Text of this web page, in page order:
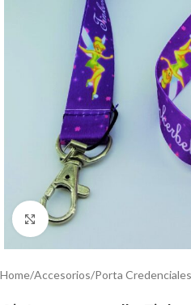
Click to enlarge
Home Accesorios Porta Credenciales